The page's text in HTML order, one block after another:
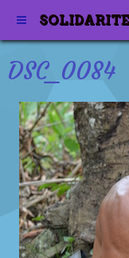
DSC_0084